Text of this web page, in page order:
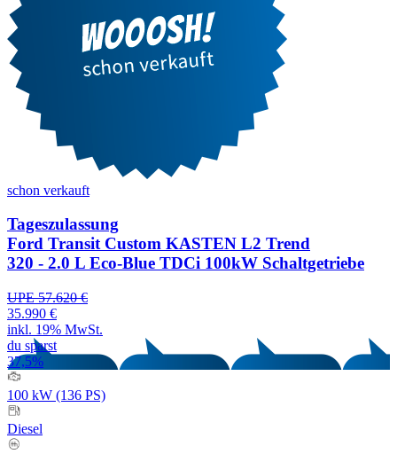
schon verkauft
Tageszulassung
Ford Transit Custom KASTEN L2 Trend
320 - 2.0 L Eco-Blue TDCi 100kW Schaltgetriebe
UPE 57.620 €
35.990 €
inkl. 19% MwSt.
du sparst
37,5%
100 kW (136 PS)
Diesel